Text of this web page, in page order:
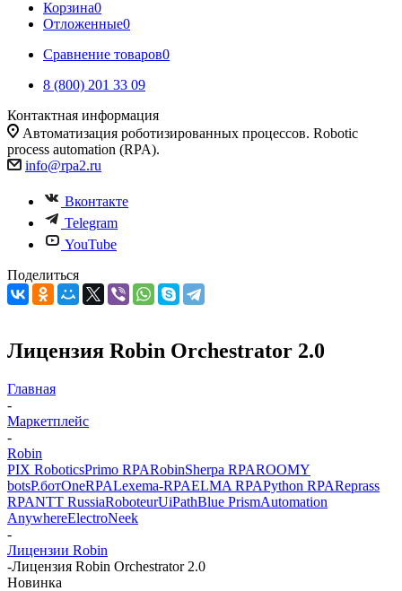
Корзина0
Отложенные0
Сравнение товаров0
8 (800) 201 33 09
Контактная информация
Автоматизация роботизированных процессов. Robotic
process automation (RPA).
info@rpa2.ru
Вконтакте
Telegram
YouTube
Поделиться
Лицензия Robin Orchestrator 2.0
Главная
-
Маркетплейс
-
Robin
PIX RoboticsPrimo RPARobinSherpa RPAROOMY
botsР.ботOneRPALexema-RPAELMA RPAPython RPAReprass
RPANTT RussiaRoboteurUiPathBlue PrismAutomation
AnywhereElectroNeek
-
Лицензии Robin
-Лицензия Robin Orchestrator 2.0
Новинка